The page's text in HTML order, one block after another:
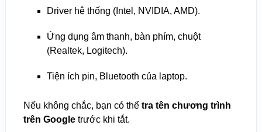
Driver hệ thống (Intel, NVIDIA, AMD).
Ứng dụng âm thanh, bàn phím, chuột
(Realtek, Logitech).
Tiện ích pin, Bluetooth của laptop.
Nếu không chắc, bạn có thể tra tên chương trình
trên Googletrước khi tắt.